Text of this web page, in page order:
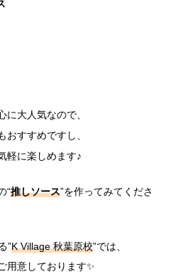
に大人気なので、
おすすめですし、
軽に楽しめます♪
“推しソース”を作ってみてくださ
”K Village 秋葉原校”では、
用意しております✨